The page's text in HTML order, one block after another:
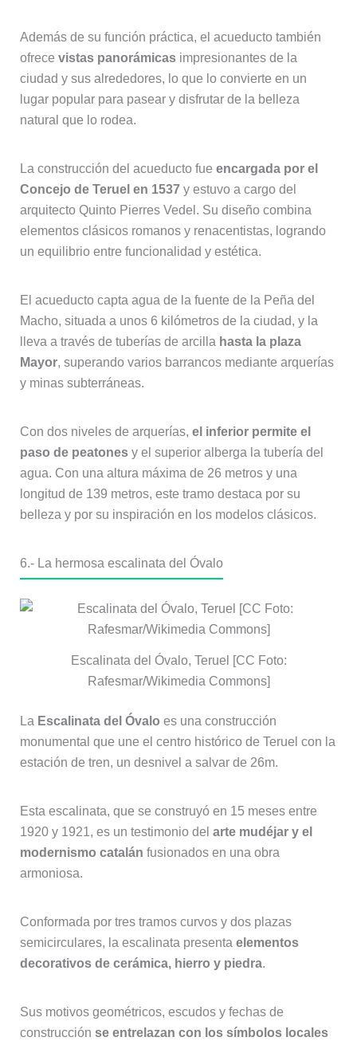
Además de su función práctica, el acueducto también
ofrece vistas panorámicasimpresionantes de la
ciudad y sus alrededores, lo que lo convierte en un
lugar popular para pasear y disfrutar de la belleza
natural que lo rodea.
La construcción del acueducto fue encargada por el
Concejo de Teruel en 1537 y estuvo a cargo del
arquitecto Quinto Pierres Vedel. Su diseño combina
elementos clásicos romanos y renacentistas, logrando
un equilibrio entre funcionalidad y estética.
El acueducto capta agua de la fuente de la Peña del
Macho, situada a unos 6 kilómetros de la ciudad, y la
lleva a través de tuberías de arcilla hasta la plaza
Mayor, superando varios barrancos mediante arquerías
y minas subterráneas.
Con dos niveles de arquerías, el inferior permite el
paso de peatonesy el superior alberga la tubería del
agua. Con una altura máxima de 26 metros y una
longitud de 139 metros, este tramo destaca por su
belleza y por su inspiración en los modelos clásicos.
6.- La hermosa escalinata del Óvalo
Escalinata del Óvalo, Teruel [CC Foto:
Rafesmar/Wikimedia Commons]
La Escalinata del Óvalo es una construcción
monumental que une el centro histórico de Teruel con la
estación de tren, un desnivel a salvar de 26m.
Esta escalinata, que se construyó en 15 meses entre
1920 y 1921, es un testimonio del arte mudéjar y el
modernismo catalán fusionados en una obra
armoniosa.
Conformada por tres tramos curvos y dos plazas
semicirculares, la escalinata presenta elementos
decorativos de cerámica, hierro y piedra.
Sus motivos geométricos, escudos y fechas de
construcción se entrelazan con los símbolos locales